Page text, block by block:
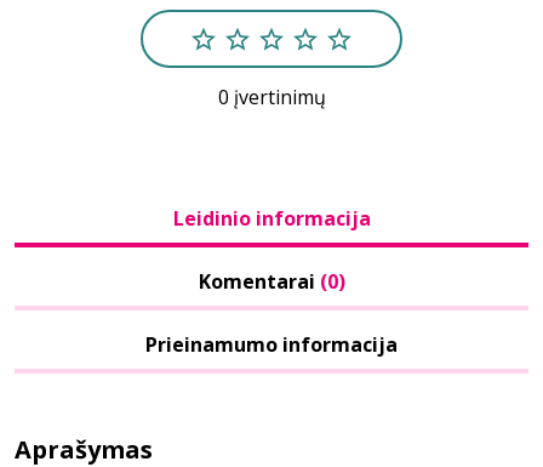
0 įvertinimų
Leidinio informacija
Komentarai (0)
Prieinamumo informacija
Aprašymas